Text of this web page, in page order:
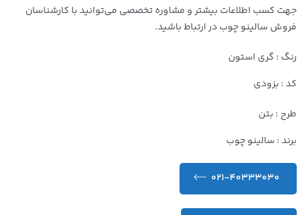
جهت کسب اطلاعات بیشتر و مشاوره تخصصی می‌توانید با کارشناسان
فروش سالینو چوب در ارتباط باشید.
رنگ : گری استون
کد : بزودی
طرح : بتن
برند : سالینو چوب
021-40333030